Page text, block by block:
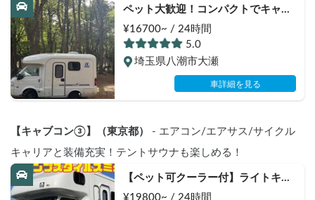
ペット大歓迎！コンパクトでキャン
プ場でも活躍のChoco’s Camping
Car
¥16700~ / 24時間
5.0
埼玉県八潮市大瀬
車詳細を見る
【キャブコン③】（東京都）
- エアコン/エアサス/サイクル
キャリアと装備充実！テントサウナも楽しめる！
【ペット可クーラー付】ライトキャ
ブコン「アミティ」（エアコンあ
¥19800~ / 24時間